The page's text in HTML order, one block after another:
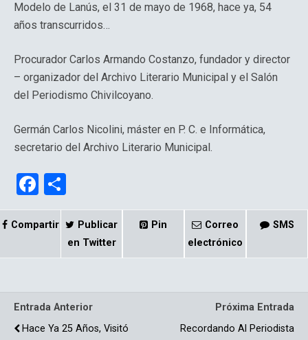
Modelo de Lanús, el 31 de mayo de 1968, hace ya, 54
años transcurridos…
Procurador Carlos Armando Costanzo, fundador y director
– organizador del Archivo Literario Municipal y el Salón
del Periodismo Chivilcoyano.
Germán Carlos Nicolini, máster en P. C. e Informática,
secretario del Archivo Literario Municipal.
F
a
ce
k
o
m
p
Compartir
Publicar
en Twitter
Pin
Correo
electrónico
SMS
Entrada Anterior
Hace Ya 25 Años, Visitó
Próxima Entrada
Recordando Al Periodista